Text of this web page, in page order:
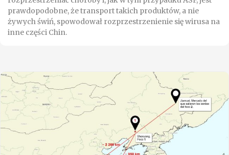
prawdopodobne, że transport takich produktów, a nie
żywych świń, spowodował rozprzestrzenienie się wirusa na
inne części Chin.